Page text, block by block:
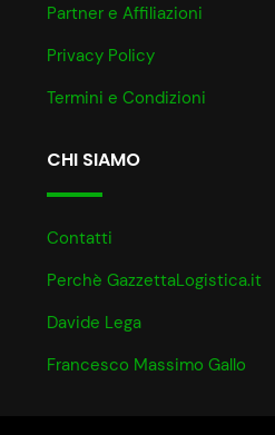
Partner e Affiliazioni
Privacy Policy
Termini e Condizioni
CHI SIAMO
Contatti
Perchè GazzettaLogistica.it
Davide Lega
Francesco Massimo Gallo